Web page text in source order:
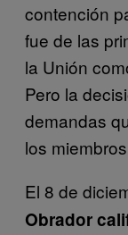
contención
fue de las
la Unión
Pero la
demandas
los
El 8 de
Obrador